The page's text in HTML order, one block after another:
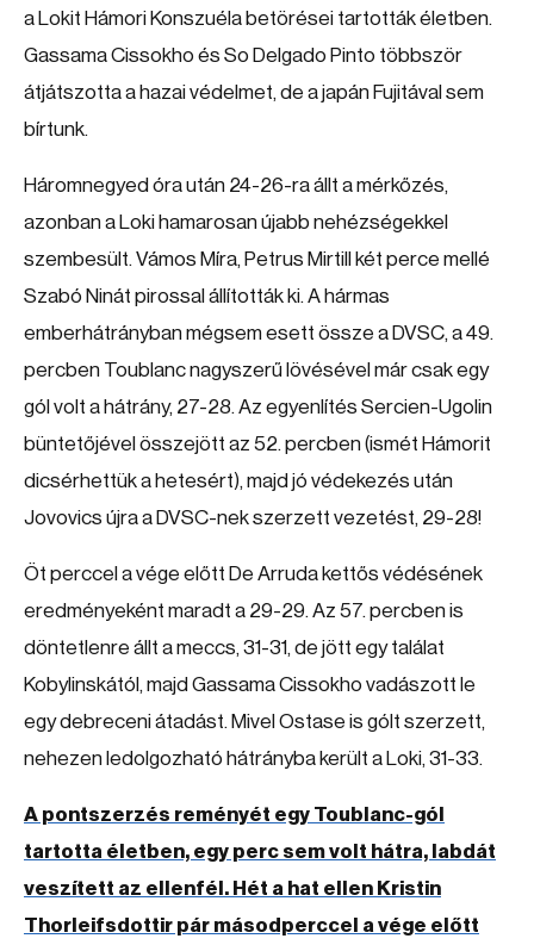
a Lokit Hámori Konszuéla betörései tartották életben.
Gassama Cissokho és So Delgado Pinto többször
átjátszotta a hazai védelmet, de a japán Fujitával sem
bírtunk.
Háromnegyed óra után 24-26-ra állt a mérkőzés,
azonban a Loki hamarosan újabb nehézségekkel
szembesült. Vámos Míra, Petrus Mirtill két perce mellé
Szabó Ninát pirossal állították ki. A hármas
emberhátrányban mégsem esett össze a DVSC, a 49.
percben Toublanc nagyszerű lövésével már csak egy
gól volt a hátrány, 27-28. Az egyenlítés Sercien-Ugolin
büntetőjével összejött az 52. percben (ismét Hámorit
dicsérhettük a hetesért), majd jó védekezés után
Jovovics újra a DVSC-nek szerzett vezetést, 29-28!
Öt perccel a vége előtt De Arruda kettős védésének
eredményeként maradt a 29-29. Az 57. percben is
döntetlenre állt a meccs, 31-31, de jött egy találat
Kobylinskától, majd Gassama Cissokho vadászott le
egy debreceni átadást. Mivel Ostase is gólt szerzett,
nehezen ledolgozható hátrányba került a Loki, 31-33.
A pontszerzés reményét egy Toublanc-gól
tartotta életben, egy perc sem volt hátra, labdát
veszített az ellenfél. Hét a hat ellen Kristin
Thorleifsdottir pár másodperccel a vége előtt